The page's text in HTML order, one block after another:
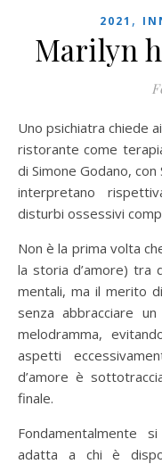
2021 ,
Marilyn
Uno psichiatra chiede ai propri pazienti di gestire un piccolo
ristorante come
di Simone Godano,
interpretano
disturbi ossessivi
Non è la prima volta
la storia d’amore) tra
mentali, ma il merito di
senza abbracciare
melodramma,
aspetti
d’amore è
finale.
Fondamentalmente
adatta a chi è